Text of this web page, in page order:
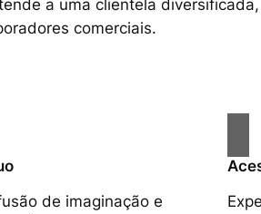
a uma clientela
comerciais.
de imaginação e